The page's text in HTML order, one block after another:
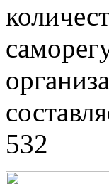
532